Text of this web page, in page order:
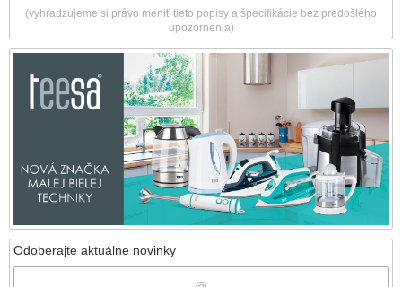
Odoberajte aktuálne novinky
(vyhradzujeme si právo meniť tieto popisy a špecifikácie bez predošlého
upozornenia)